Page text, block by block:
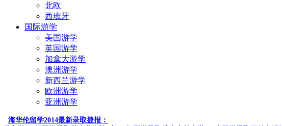
北欧
西班牙
国际游学
美国游学
英国游学
加拿大游学
澳洲游学
新西兰游学
欧洲游学
亚洲游学
海华伦留学2014最新录取捷报：